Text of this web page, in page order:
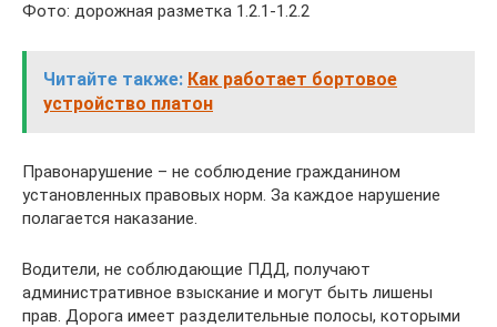
Фото: дорожная разметка 1.2.1-1.2.2
Читайте также: Как работает бортовое
устройство платон
Правонарушение – не соблюдение гражданином
установленных правовых норм. За каждое нарушение
полагается наказание.
Водители, не соблюдающие ПДД, получают
административное взыскание и могут быть лишены
прав. Дорога имеет разделительные полосы, которыми